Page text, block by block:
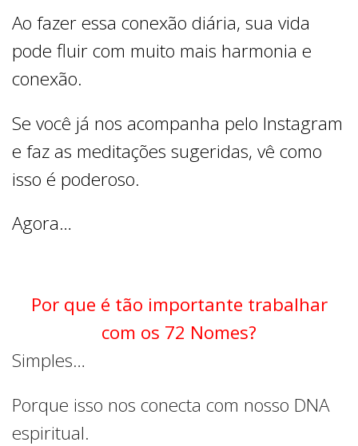
Ao fazer essa conexão diária, sua vida
pode fluir com muito mais harmonia e
conexão.
Se você já nos acompanha pelo Instagram
e faz as meditações sugeridas, vê como
isso é poderoso.
Agora…
Por que é tão importante trabalhar
com os 72 Nomes?
Simples…
Porque isso nos conecta com nosso DNA
espiritual.